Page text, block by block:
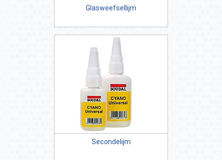
Glasweefsellijm
Secondelijm